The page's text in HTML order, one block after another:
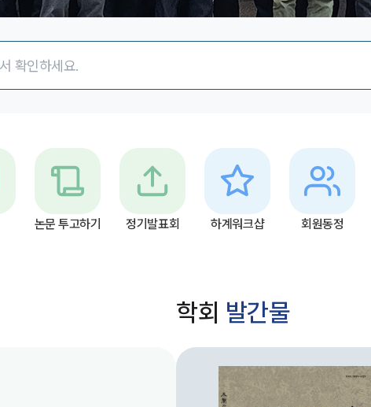
논문 투고하기 정기발표회 하계워크샵 회원동정
학회 발간물